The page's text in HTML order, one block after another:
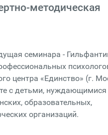
методическая
семинара -
центра «Единство» (г.
с детьми, нуждающимися
образовательных,
организаций.